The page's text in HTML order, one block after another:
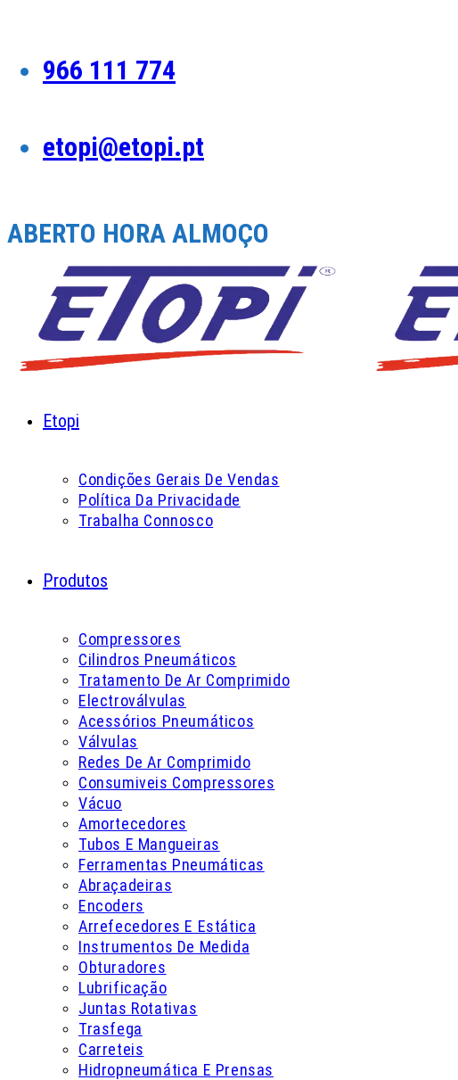
content966 111 774
etopi@etopi.pt
ABERTO HORA ALMOÇO
Etopi
Condições Gerais De Vendas
Política Da Privacidade
Trabalha Connosco
Produtos
Compressores
Cilindros Pneumáticos
Tratamento De Ar Comprimido
Electroválvulas
Acessórios Pneumáticos
Válvulas
Redes De Ar Comprimido
Consumiveis Compressores
Vácuo
Amortecedores
Tubos E Mangueiras
Ferramentas Pneumáticas
Abraçadeiras
Encoders
Arrefecedores E Estática
Instrumentos De Medida
Obturadores
Lubrificação
Juntas Rotativas
Trasfega
Carreteis
Hidropneumática E Prensas